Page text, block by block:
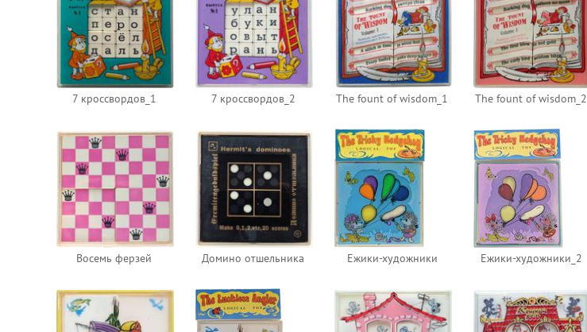
7 кроссвордов_1 7 кроссвордов_2 The fount of wisdom_1 The fount of wisdom_2
Восемь ферзей Домино отшельника Ежики-художники Ежики-художники_2